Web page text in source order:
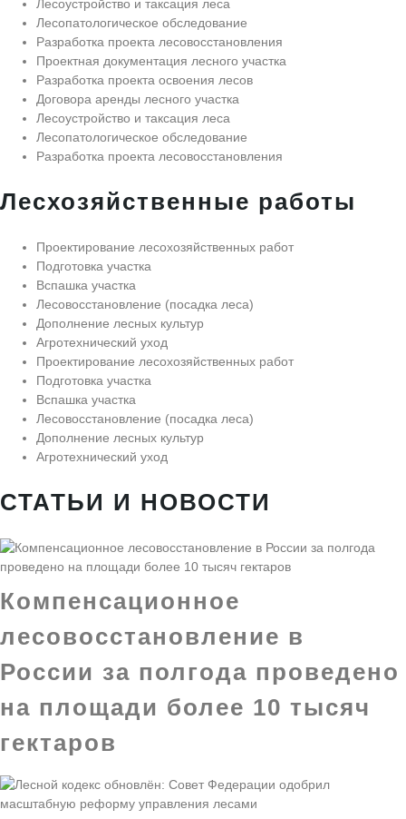
Лесоустройство и таксация леса
Лесопатологическое обследование
Разработка проекта лесовосстановления
Проектная документация лесного участка
Разработка проекта освоения лесов
Договора аренды лесного участка
Лесоустройство и таксация леса
Лесопатологическое обследование
Разработка проекта лесовосстановления
Лесхозяйственные работы
Проектирование лесохозяйственных работ
Подготовка участка
Вспашка участка
Лесовосстановление (посадка леса)
Дополнение лесных культур
Агротехнический уход
Проектирование лесохозяйственных работ
Подготовка участка
Вспашка участка
Лесовосстановление (посадка леса)
Дополнение лесных культур
Агротехнический уход
СТАТЬИ И НОВОСТИ
Компенсационное
лесовосстановление в
России за полгода проведено
на площади более 10 тысяч
гектаров